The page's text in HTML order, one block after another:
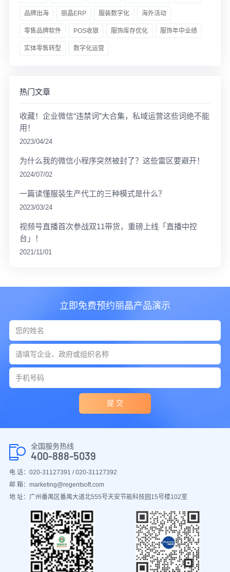
品牌出海 丽晶ERP 服装数字化 海外活动
零售品牌软件 POS收银 服饰库存优化 服饰年中业绩
实体零售转型 数字化运营
热门文章
收藏！企业微信“违禁词”大合集，私域运营这些词绝不能
用！
2023/04/24
为什么我的微信小程序突然被封了？这些雷区要避开！
2024/07/02
一篇读懂服装生产代工的三种模式是什么？
2023/03/24
视频号直播首次参战双11带货，重磅上线「直播中控
台」！
2021/11/01
立即免费预约丽晶产品演示
提 交
全国服务热线
400-888-5039
电 话：020-31127391 / 020-31127392
邮 箱：marketing@regentsoft.com
地 址：广州番禺区番禺大道北555号天安节能科技园15号楼102室